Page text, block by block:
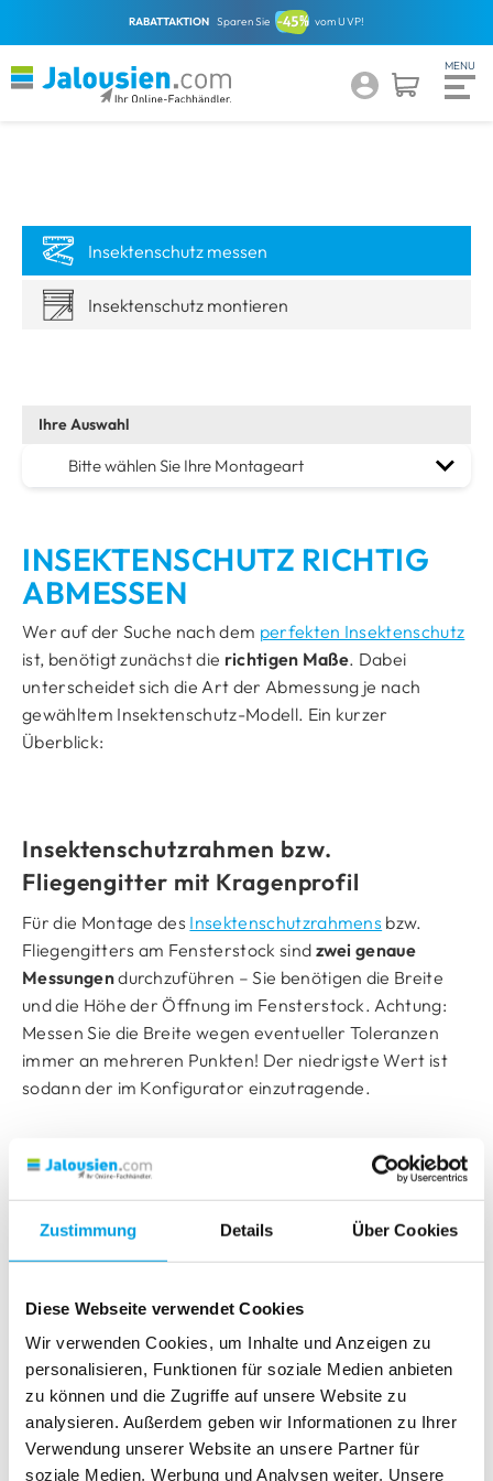
Zustimmung Details Über Cookies
Diese Webseite verwendet Cookies
Wir verwenden Cookies, um Inhalte und Anzeigen zu
personalisieren, Funktionen für soziale Medien anbieten
zu können und die Zugriffe auf unsere Website zu
analysieren. Außerdem geben wir Informationen zu Ihrer
Verwendung unserer Website an unsere Partner für
soziale Medien, Werbung und Analysen weiter. Unsere
RABATTAKTION Sparen Sie vom UVP!
Insektenschutz messen
Insektenschutz montieren
Bitte wählen Sie Ihre Montageart
Fliegengittertür
Fliegengitterrollo
INSEKTENSCHUTZ RICHTIG
ABMESSEN
Wer auf der Suche nach dem perfekten Insektenschutz
ist, benötigt zunächst die richtigen Maße. Dabei
unterscheidet sich die Art der Abmessung je nach
gewähltem Insektenschutz-Modell. Ein kurzer
Überblick:
Insektenschutzrahmen bzw.
Fliegengitter mit Kragenprofil
Für die Montage des Insektenschutzrahmens bzw.
Fliegengitters am Fensterstock sind zwei genaue
Messungendurchzuführen – Sie benötigen die Breite
und die Höhe der Öffnung im Fensterstock. Achtung:
Messen Sie die Breite wegen eventueller Toleranzen
immer an mehreren Punkten! Der niedrigste Wert ist
sodann der im Konfigurator einzutragende.
Insektenschutz-Rollo
DasInsektenschutzrollo
wird außen am Fensterstock
montiert. Messen Sie hierfür daslichte Maß der
mm ab. Die Breite wird wegen eventueller Toleranzen
immer an mehreren Punkten gemessen. Somit erhalten
Sie das optimale Bestellmaß für Ihr Insektenschutzrollo.
Die Bestellmaße sind die Außenmaße des
Insektenschutzrollos.